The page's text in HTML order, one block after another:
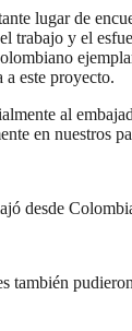
lugar de
trabajo y el
este proyecto.
al
en nuestros
desde
también